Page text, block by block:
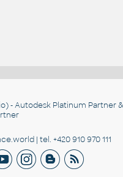
- Autodesk Platinum Partner
| tel. +420 910 970 111